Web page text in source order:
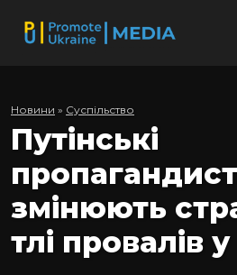
Новини » Суспільство
Путінські
змінюють
тлі провалів у